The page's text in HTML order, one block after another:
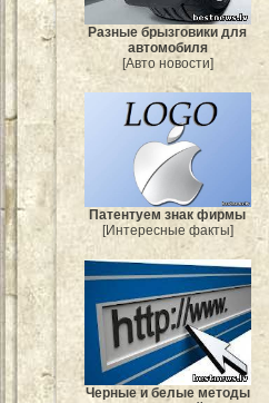
Разные брызговики для
автомобиля
[Авто новости]
Патентуем знак фирмы
[Интересные факты]
Черные и белые методы